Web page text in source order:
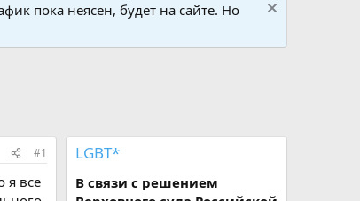
пока неясен, будет на сайте. Но
#1
я все
LGBT*
В связи с решением